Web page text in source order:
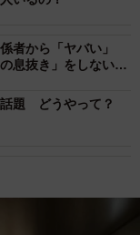
者から「ヤバい」
息抜き」をしないと
題 どうやって？